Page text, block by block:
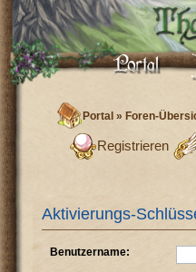
Portal »Foren-
Registrieren
Aktivierungs-
Benutzername: